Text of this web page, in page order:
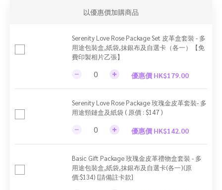
以優惠價加購商品
Serenity Love Rose Package Set 皮革盒套裝 - 多
用途包裝盒,紙袋,抹銀布及自選卡（各一）【免
費印製相片乙張】
優惠價 HK$179.00
Serenity Love Rose Package 玫瑰金皮革套裝- 多
用途頸鏈盒及紙袋 ( 原價 : $147 )
優惠價 HK$142.00
Basic Gift Package 玫瑰金皮革禮物盒套裝 - 多
用途包裝盒,紙袋,抹銀布及自選卡(各一)(原
價:$134) [請備註卡款]